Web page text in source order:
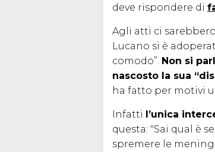
deve rispondere di
Agli atti ci sarebbero
Lucano si è
comodo”. Non si
nascosto la sua
ha fatto per motivi
Infatti l’unica
questa: "Sai qual è
spremere le